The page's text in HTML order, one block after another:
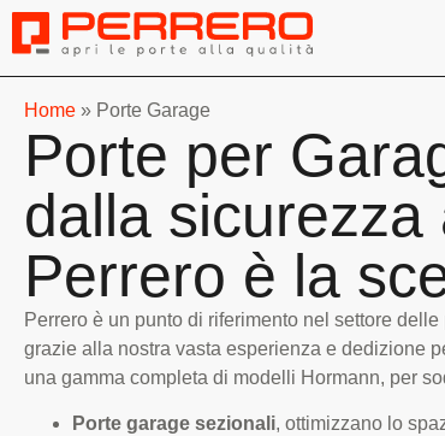
Home » Porte Garage
Porte per
dalla sicurezza
Perrero è la
Perrero è un punto di riferimento nel settore delle
grazie alla nostra vasta esperienza e dedizione
una gamma completa di modelli Hormann, per
Porte garage sezionali, ottimizzano lo